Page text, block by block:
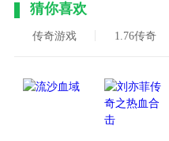
猜你喜欢
传奇游戏 1.76传奇